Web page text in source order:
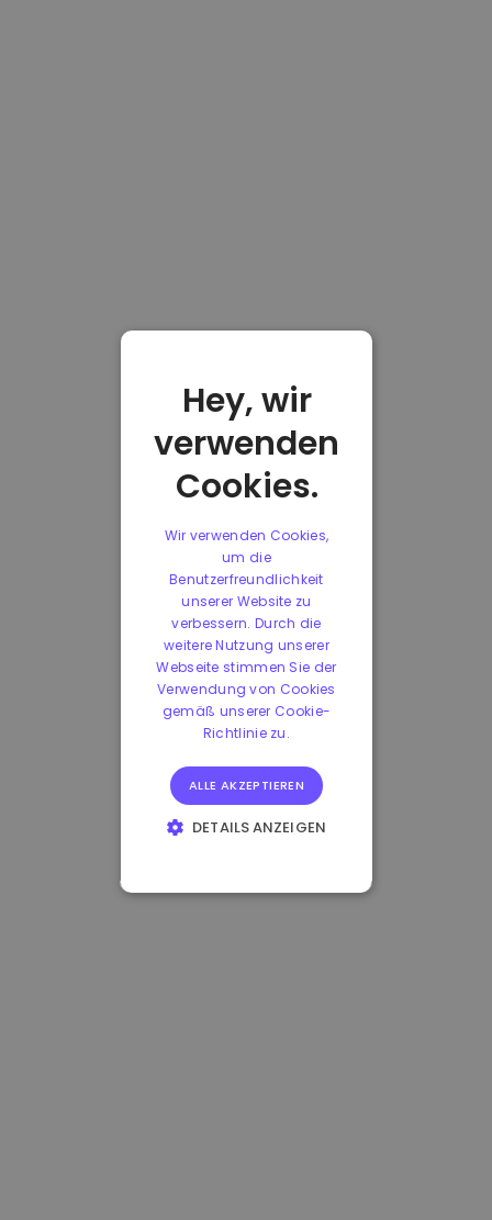
Hey, wir
verwenden
Cookies.
Wir verwenden Cookies,
um die
Benutzerfreundlichkeit
unserer Website zu
verbessern. Durch die
weitere Nutzung unserer
Webseite stimmen Sie der
Verwendung von Cookies
gemäß unserer Cookie-
Richtlinie zu.
ALLE AKZEPTIEREN
DETAILS ANZEIGEN